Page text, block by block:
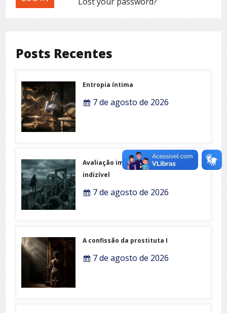
Posts Recentes
Entropia íntima
7 de agosto de 2026
Avaliação imobiliária do
indizível
7 de agosto de 2026
A confissão da prostituta I
7 de agosto de 2026